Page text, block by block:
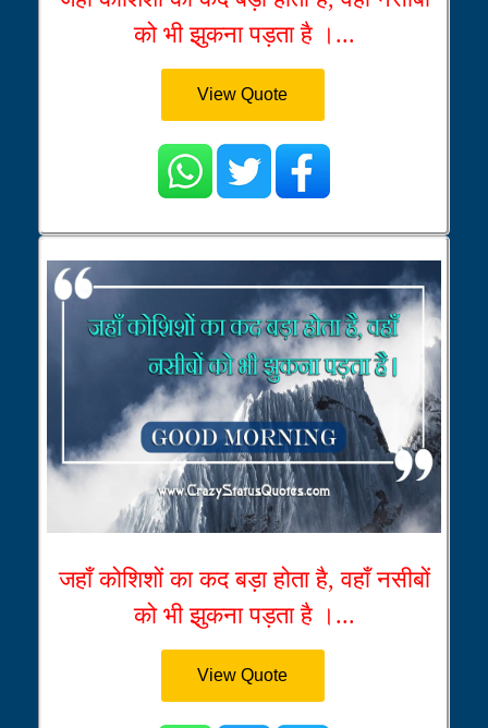
को भी झुकना पड़ता है ।...
View Quote
जहाँ कोशिशों का कद बड़ा होता है, वहाँ नसीबों
को भी झुकना पड़ता है ।...
View Quote